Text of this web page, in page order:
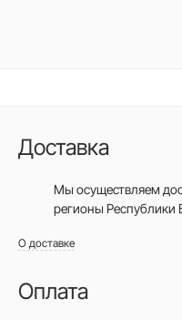
Доставка
Мы осуществляем
регионы Республики
О доставке
Оплата